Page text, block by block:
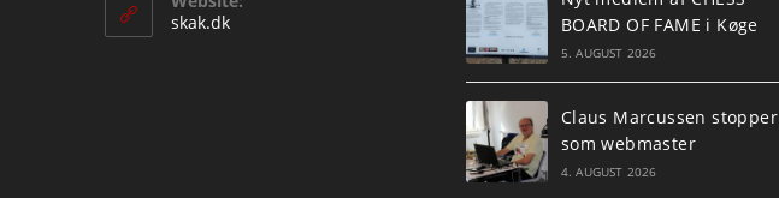
skak.dk
BOARD OF FAME i Køge
5. AUGUST 2026
Claus Marcussen stopper
som webmaster
4. AUGUST 2026